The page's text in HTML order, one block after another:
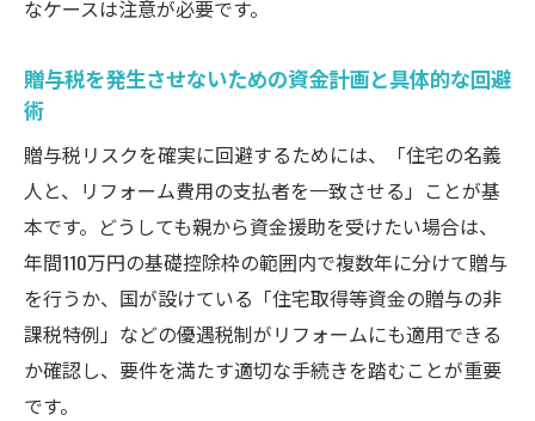
なケースは注意が必要です。
贈与税を発生させないための資金計画と具体的な回避
術
贈与税リスクを確実に回避するためには、「住宅の名義
人と、リフォーム費用の支払者を一致させる」ことが基
本です。どうしても親から資金援助を受けたい場合は、
年間110万円の基礎控除枠の範囲内で複数年に分けて贈与
を行うか、国が設けている「住宅取得等資金の贈与の非
課税特例」などの優遇税制がリフォームにも適用できる
か確認し、要件を満たす適切な手続きを踏むことが重要
です。